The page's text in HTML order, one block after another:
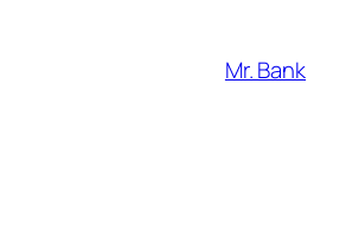
Mr. Bank